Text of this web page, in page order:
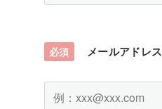
必須 メールアドレス